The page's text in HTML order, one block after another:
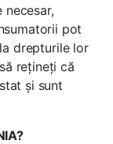
pot
drepturile lor
rețineți că
și sunt